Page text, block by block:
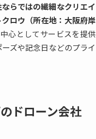
らではの繊細なクリエイ
ロウ（所在地：大阪府岸
心としてサービスを提供
ズや記念日などのプライ
ドローン会社